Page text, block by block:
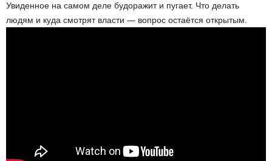
Увиденное на самом деле будоражит и пугает. Что делать
людям и куда смотрят власти — вопрос остаётся открытым.